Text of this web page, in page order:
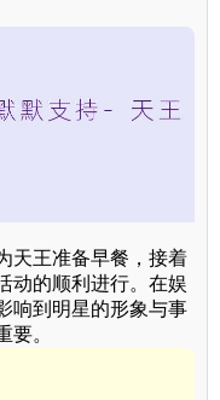
天王准备早餐，接着
动的顺利进行。在娱
响到明星的形象与事
要。